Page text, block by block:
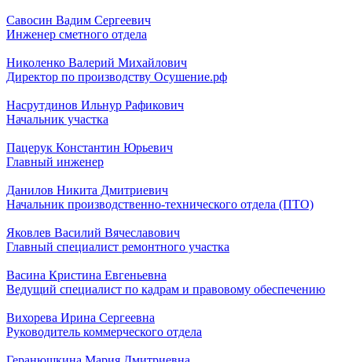
Савосин Вадим Сергеевич
Инженер сметного отдела
Николенко Валерий Михайлович
Директор по производству Осушение.рф
Насрутдинов Ильнур Рафикович
Начальник участка
Пацерук Константин Юрьевич
Главный инженер
Данилов Никита Дмитриевич
Начальник производственно-технического отдела (ПТО)
Яковлев Василий Вячеславович
Главный специалист ремонтного участка
Васина Кристина Евгеньевна
Ведущий специалист по кадрам и правовому обеспечению
Вихорева Ирина Сергеевна
Руководитель коммерческого отдела